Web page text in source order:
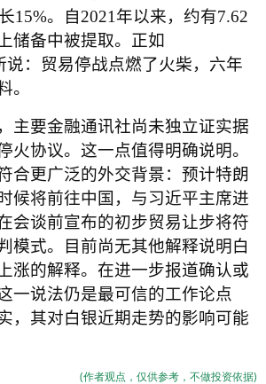
15%。自2021年以来，约有7.62
储备中被提取。正如
说：贸易停战点燃了火柴，六年
。
主要金融通讯社尚未独立证实据
火协议。这一点值得明确说明。
合更广泛的外交背景：预计特朗
候将前往中国，与习近平主席进
会谈前宣布的初步贸易让步将符
模式。目前尚无其他解释说明白
涨的解释。在进一步报道确认或
一说法仍是最可信的工作论点
，其对白银近期走势的影响可能
(作者观点，仅供参考，不做投资依据)